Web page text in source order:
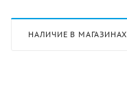
НАЛИЧИЕ В МАГАЗИНАХ